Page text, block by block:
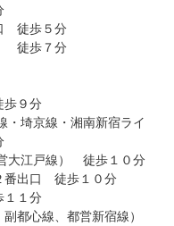
徒歩５分
徒歩７分
歩９分
・埼京線・湘南新宿ライ
大江戸線） 徒歩１０分
番出口 徒歩１０分
１１分
副都心線、都営新宿線）